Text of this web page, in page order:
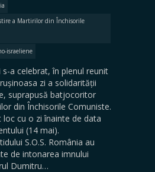
a Martirilor din Închisorile
israeliene
a celebrat, în plenul reunit
zi a solidarității
suprapusă batjocoritor
din Închisorile Comuniste.
loc cu o zi înainte de data
(14 mai).
S.O.S. România au
de intonarea imnului
Dumitru…